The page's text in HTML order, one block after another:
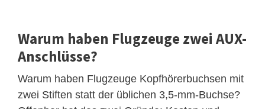
Warum haben Flugzeuge zwei AUX-
Anschlüsse?
Warum haben Flugzeuge Kopfhörerbuchsen mit
zwei Stiften statt der üblichen 3,5-mm-Buchse?